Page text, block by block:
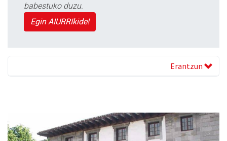
babestuko duzu.
Egin AIURRIkide!
Erantzun